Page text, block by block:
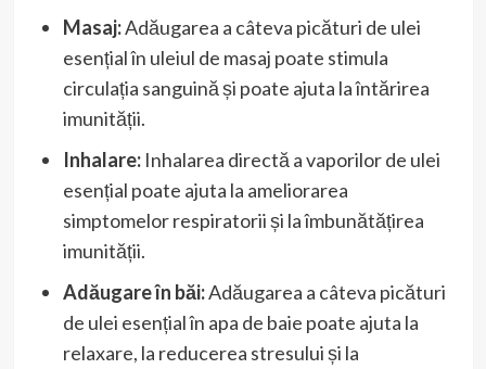
Masaj:Adăugarea a câteva picături de ulei
esențial în uleiul de masaj poate stimula
circulația sanguină și poate ajuta la întărirea
imunității.
Inhalare:Inhalarea directă a vaporilor de ulei
esențial poate ajuta la ameliorarea
simptomelor respiratorii și la îmbunătățirea
imunității.
Adăugare în băi:Adăugarea a câteva picături
de ulei esențial în apa de baie poate ajuta la
relaxare, la reducerea stresului și la